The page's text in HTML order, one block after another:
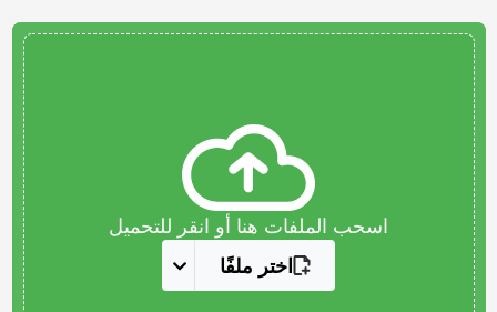
اسحب الملفات هنا أو انقر للتحميل
اختر ملفًا